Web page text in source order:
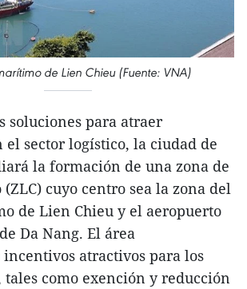
de Lien Chieu (Fuente: VNA)
soluciones para atraer
el sector logístico, la ciudad de
la formación de una zona de
cuyo centro sea la zona del
de Lien Chieu y el aeropuerto
Da Nang. El área
atractivos para los
como exención y reducción